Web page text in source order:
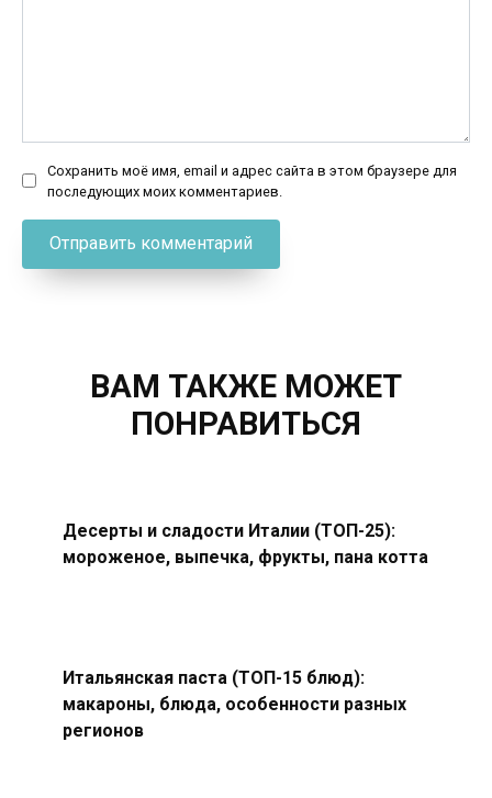
Сохранить моё имя, email и адрес сайта в этом браузере для
последующих моих комментариев.
ВАМ ТАКЖЕ МОЖЕТ
ПОНРАВИТЬСЯ
Десерты и сладости Италии (ТОП-25):
мороженое, выпечка, фрукты, пана котта
Итальянская паста (ТОП-15 блюд):
макароны, блюда, особенности разных
регионов